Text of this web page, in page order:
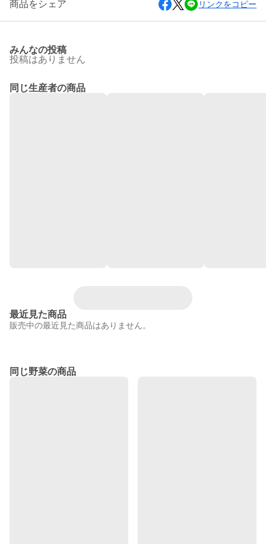
商品をシェア リンクをコピー
みんなの投稿
投稿はありません
同じ生産者の商品
最近見た商品
販売中の最近見た商品はありません。
同じ野菜の商品